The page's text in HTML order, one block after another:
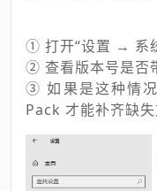
① 打开“设置 → 系
② 查看版本号是否
③ 如果是这种情
Pack 才能补齐缺失